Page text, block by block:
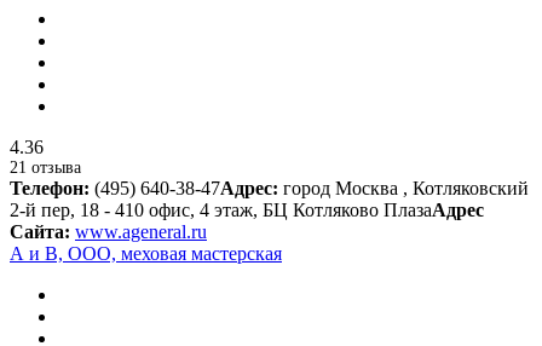
4.36
21 отзыва
Телефон: (495) 640-38-47Адрес: город Москва , Котляковский
2-й пер, 18 - 410 офис, 4 этаж, БЦ Котляково ПлазаАдрес
Сайта: www.ageneral.ru
А и В, ООО, меховая мастерская